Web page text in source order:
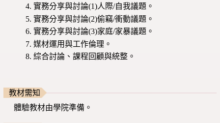
實務分享與討論(1)人際/自我議題。
實務分享與討論(2)偷竊/衝動議題。
實務分享與討論(3)家庭/家暴議題。
媒材運用與工作倫理。
綜合討論、課程回顧與統整。
教材需知
體驗教材由學院準備。